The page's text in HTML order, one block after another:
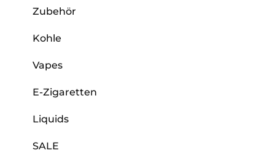
Zubehör
Kohle
Vapes
E-Zigaretten
Liquids
SALE